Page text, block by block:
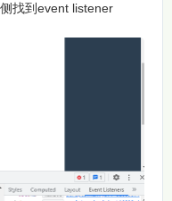
找到event listener